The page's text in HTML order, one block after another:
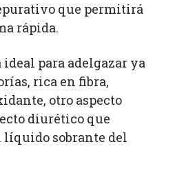
que permitirá
rápida.
para adelgazar ya
rica en fibra,
otro aspecto
diurético que
sobrante del